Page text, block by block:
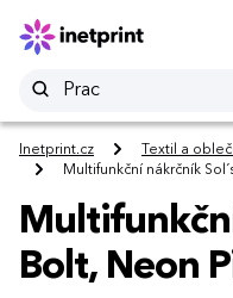
Inetprint.cz Textil a
Multifunkční nákrčník
Bolt, Neon